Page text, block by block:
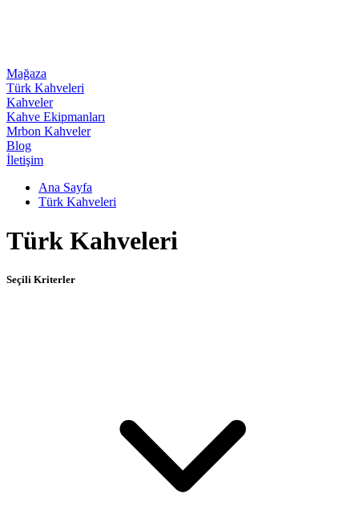
Mağaza
Türk Kahveleri
Kahveler
Kahve Ekipmanları
Mrbon Kahveler
Blog
İletişim
Ana Sayfa
Türk Kahveleri
Türk Kahveleri
Seçili Kriterler